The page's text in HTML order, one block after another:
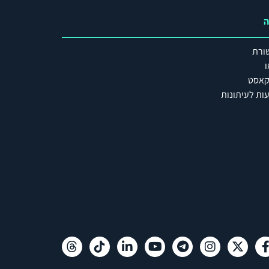
לעיתונות